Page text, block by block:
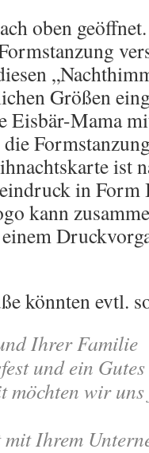
oben
Größen
Eisbär-Mama
ist
in Form
kann
könnten evtl.
Ihrer Familie
und ein
möchten wir
Ihrem